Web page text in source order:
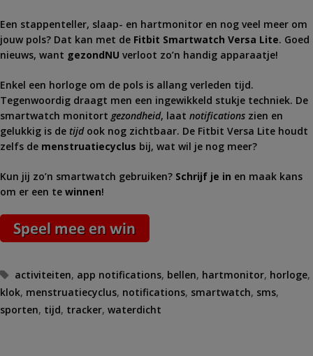
Een stappenteller, slaap- en hartmonitor en nog veel meer om
jouw pols? Dat kan met de Fitbit Smartwatch Versa Lite. Goed
nieuws, want gezondNU verloot zo’n handig apparaatje!
Enkel een horloge om de pols is allang verleden tijd.
Tegenwoordig draagt men een ingewikkeld stukje techniek. De
smartwatch monitort gezondheid, laat notifications zien en
gelukkig is de tijdook nog zichtbaar. De Fitbit Versa Lite houdt
zelfs de menstruatiecyclus bij, wat wil je nog meer?
Kun jij zo’n smartwatch gebruiken? Schrijf je in en maak kans
om er een te winnen!
Tags
activiteiten, app notifications, bellen, hartmonitor, horloge,
klok, menstruatiecyclus, notifications, smartwatch, sms,
sporten, tijd, tracker, waterdicht